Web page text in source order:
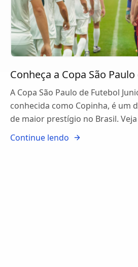
Conheça a Copa São
A Copa São Paulo de Futebol
conhecida como Copinha, é um
de maior prestígio no Brasil.
Continue lendo